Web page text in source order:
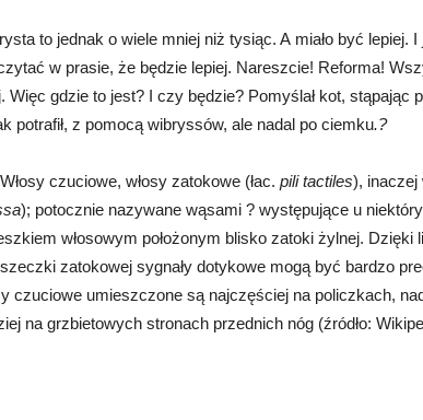
to jednak o wiele mniej niż tysiąc. A miało być lepiej.
w prasie, że będzie lepiej. Nareszcie! Reforma!
Więc gdzie to jest? I czy będzie? Pomyślał kot,
potrafił, z pomocą wibryssów, ale nadal po ciemku.?
czuciowe, włosy zatokowe (łac. pili tactiles), inaczej
); potocznie nazywane wąsami ? występujące u
włosowym położonym blisko zatoki żylnej.
zatokowej sygnały dotykowe mogą być bardzo
czuciowe umieszczone są najczęściej na policzkach,
na grzbietowych stronach przednich nóg (źródło: